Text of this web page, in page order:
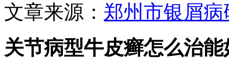
文章来源： 郑州市银屑病
关节病型牛皮癣怎么治能